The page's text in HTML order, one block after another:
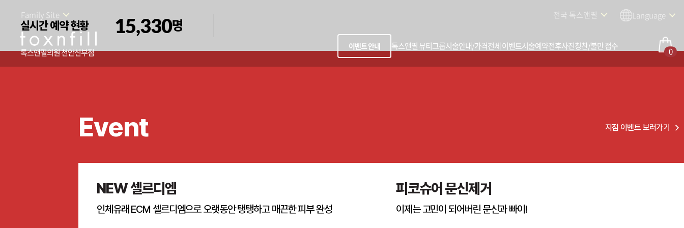
Family Site 전국 톡스앤필 Language
톡스앤필의원 천안신부점
이벤트 안내 톡스앤필 뷰티그룹시술안내/가격전체 이벤트시술예약전후사진칭찬/불만 접수 0
실시간 예약 현황 15,330명
Event 지점 이벤트 보러가기
NEW 셀르디엠
인체유래 ECM 셀르디엠으로 오랫동안 탱탱하고 매끈한 피부 완성
피코슈어 문신제거
이제는 고민이 되어버린 문신과 빠이!